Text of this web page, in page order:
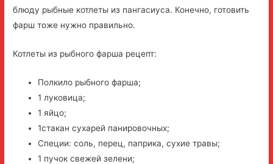
блюду рыбные котлеты из пангасиуса. Конечно, готовить
фарш тоже нужно правильно.
Котлеты из рыбного фарша рецепт:
Полкило рыбного фарша;
1 луковица;
1 яйцо;
1стакан сухарей панировочных;
Специи: соль, перец, паприка, сухие травы;
1 пучок свежей зелени;